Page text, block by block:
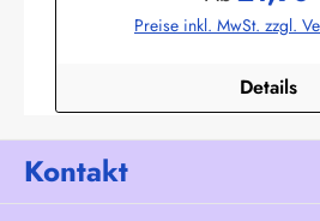
Preise inkl. MwSt. zzgl.
Details
Kontakt